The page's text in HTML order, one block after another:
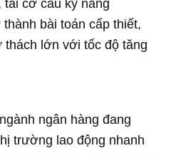
tái cơ cấu kỹ năng
bài toán cấp thiết,
lớn với tốc độ tăng
ngân hàng đang
trường lao động nhanh